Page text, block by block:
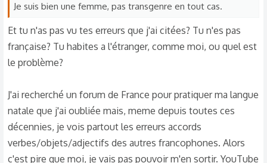
Je suis bien une femme, pas transgenre en tout cas.
Et tu n'as pas vu tes erreurs que j'ai citées? Tu n'es pas
française? Tu habites a l'étranger, comme moi, ou quel est
le problème?
J'ai recherché un forum de France pour pratiquer ma langue
natale que j'ai oubliée mais, meme depuis toutes ces
décennies, je vois partout les erreurs accords
verbes/objets/adjectifs des autres francophones. Alors
c'est pire que moi, je vais pas pouvoir m'en sortir. YouTube